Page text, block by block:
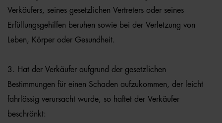
Verkäufers, seines gesetzlichen Vertreters oder seines
Erfüllungsgehilfen beruhen sowie bei der Verletzung von
Leben, Körper oder Gesundheit.
3. Hat der Verkäufer aufgrund der gesetzlichen
Bestimmungen für einen Schaden aufzukommen, der leicht
fahrlässig verursacht wurde, so haftet der Verkäufer
beschränkt: